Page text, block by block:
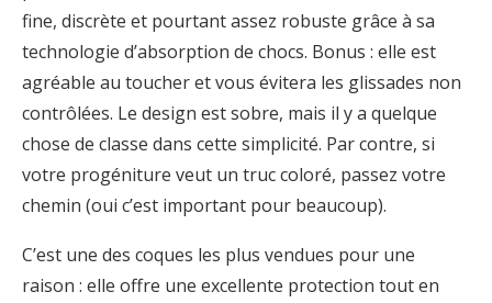
fine, discrète et pourtant assez robuste grâce à sa
technologie d’absorption de chocs. Bonus : elle est
agréable au toucher et vous évitera les glissades non
contrôlées. Le design est sobre, mais il y a quelque
chose de classe dans cette simplicité. Par contre, si
votre progéniture veut un truc coloré, passez votre
chemin (oui c’est important pour beaucoup).
C’est une des coques les plus vendues pour une
raison : elle offre une excellente protection tout en